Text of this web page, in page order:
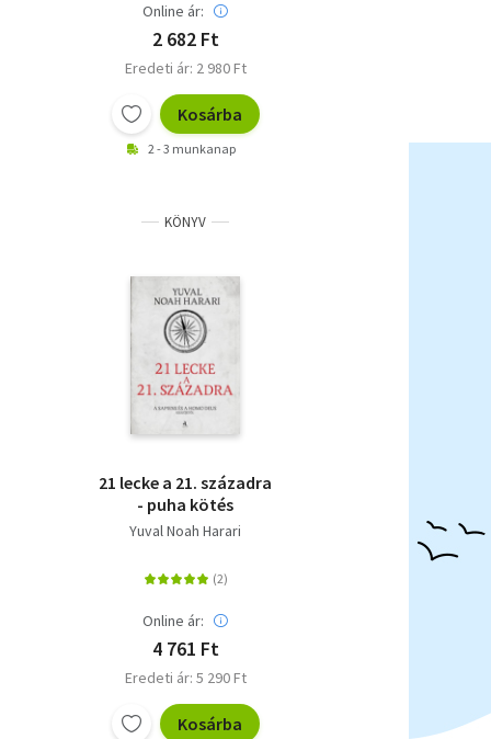
Online ár:
2 682 Ft
Eredeti ár: 2 980 Ft
Kosárba
2 - 3 munkanap
KÖNYV
21 lecke a 21. századra
- puha kötés
Yuval Noah Harari
Online ár:
4 761 Ft
Eredeti ár: 5 290 Ft
Kosárba